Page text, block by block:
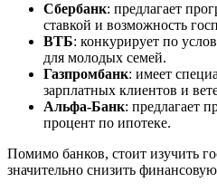
Сбербанк: предлагает
ставкой и возможность
ВТБ: конкурирует по
для молодых семей.
Газпромбанк: имеет
зарплатных клиентов и
Альфа-Банк: предлагает
процент по ипотеке.
Помимо банков, стоит изучить
значительно снизить